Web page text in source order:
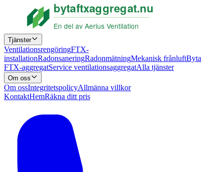
Tjänster
VentilationsrengöringFTX-
installationRadonsaneringRadonmätningMekanisk frånluftByta
FTX-aggregatService ventilationsaggregatAlla tjänster
Om oss
Om ossIntegritetspolicyAllmänna villkor
KontaktHemRäkna ditt pris